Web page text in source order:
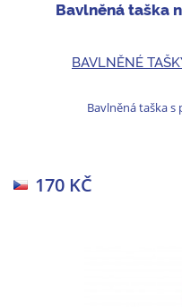
Bavlněná taška
BAVLNĚNÉ
Bavlněná taška s
170 KČ